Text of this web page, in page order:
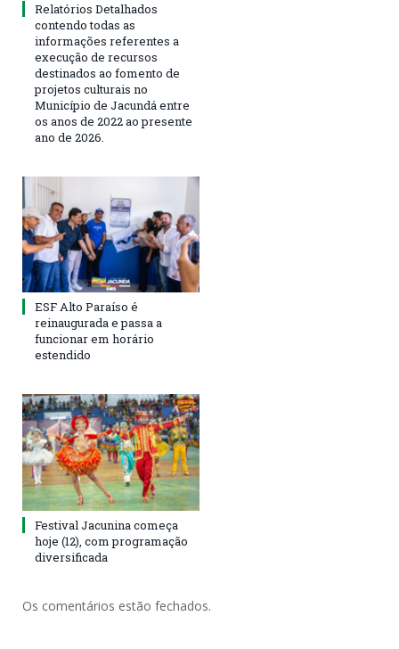
Relatórios Detalhados
contendo todas as
informações referentes a
execução de recursos
destinados ao fomento de
projetos culturais no
Município de Jacundá entre
os anos de 2022 ao presente
ano de 2026.
ESF Alto Paraíso é
reinaugurada e passa a
funcionar em horário
estendido
Festival Jacunina começa
hoje (12), com programação
diversificada
Os comentários estão fechados.